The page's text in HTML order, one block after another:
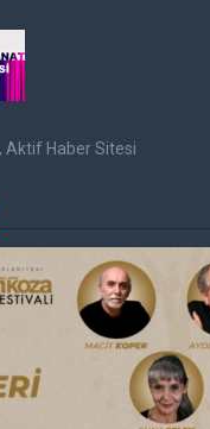
Aktif Haber Sitesi